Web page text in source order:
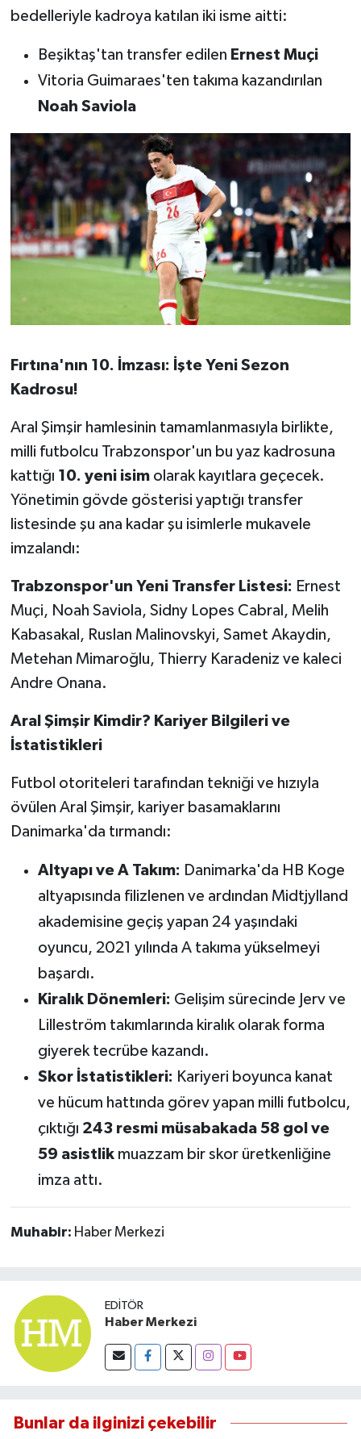
bedelleriyle kadroya katılan iki isme aitti:
Beşiktaş'tan transfer edilen Ernest Muçi
Vitoria Guimaraes'ten takıma kazandırılan
Noah Saviola
Fırtına'nın 10. İmzası: İşte Yeni Sezon
Kadrosu!
Aral Şimşir hamlesinin tamamlanmasıyla birlikte,
milli futbolcu Trabzonspor'un bu yaz kadrosuna
kattığı 10. yeni isimolarak kayıtlara geçecek.
Yönetimin gövde gösterisi yaptığı transfer
listesinde şu ana kadar şu isimlerle mukavele
imzalandı:
Trabzonspor'un Yeni Transfer Listesi: Ernest
Muçi, Noah Saviola, Sidny Lopes Cabral, Melih
Kabasakal, Ruslan Malinovskyi, Samet Akaydin,
Metehan Mimaroğlu, Thierry Karadeniz ve kaleci
Andre Onana.
Aral Şimşir Kimdir? Kariyer Bilgileri ve
İstatistikleri
Futbol otoriteleri tarafından tekniği ve hızıyla
övülen Aral Şimşir, kariyer basamaklarını
Danimarka'da tırmandı:
Altyapı ve A Takım: Danimarka'da HB Koge
altyapısında filizlenen ve ardından Midtjylland
akademisine geçiş yapan 24 yaşındaki
oyuncu, 2021 yılında A takıma yükselmeyi
başardı.
Kiralık Dönemleri: Gelişim sürecinde Jerv ve
Lilleström takımlarında kiralık olarak forma
giyerek tecrübe kazandı.
Skor İstatistikleri: Kariyeri boyunca kanat
ve hücum hattında görev yapan milli futbolcu,
çıktığı 243 resmi müsabakada 58 gol ve
59 asistlikmuazzam bir skor üretkenliğine
imza attı.
Muhabir: Haber Merkezi
EDITÖR
Haber Merkezi
Bunlar da ilginizi çekebilir